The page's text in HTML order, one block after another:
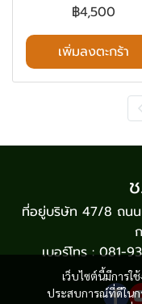
฿4,500
เพิ่มลงตะกร้า
เว็บไซต์นี้มีการใ
ประสบการณ์ที่ดีในก
ที่อยู่บริษัท 47/8 ถนน
เบอร์โทร : 081-